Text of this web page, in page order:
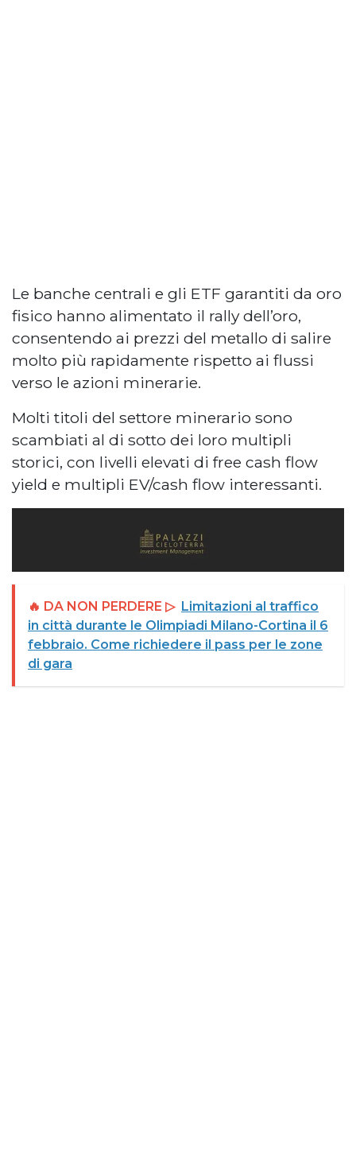
Le banche centrali e gli ETF garantiti da oro
fisico hanno alimentato il rally dell’oro,
consentendo ai prezzi del metallo di salire
molto più rapidamente rispetto ai flussi
verso le azioni minerarie.
Molti titoli del settore minerario sono
scambiati al di sotto dei loro multipli
storici, con livelli elevati di free cash flow
yield e multipli EV/cash flow interessanti.
🔥 DA NON PERDERE ▷ Limitazioni al traffico
in città durante le Olimpiadi Milano-Cortina il 6
febbraio. Come richiedere il pass per le zone
di gara